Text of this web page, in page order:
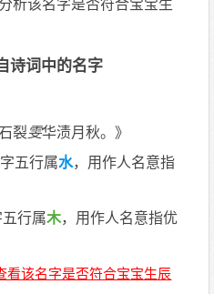
析该名字是否符合宝宝生
诗词中的名字
裂雯华渍月秋。》
五行属水，用作人名意指
五行属木，用作人名意指优